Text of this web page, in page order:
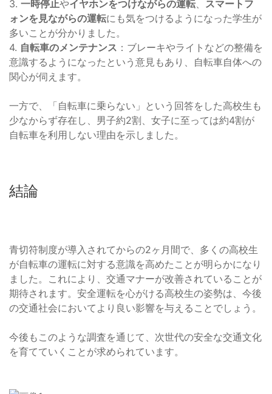
3. 一時停止やイヤホンをつけながらの運転、 スマートフ
ォンを見ながらの運転にも気をつけるようになった学生が
多いことが分かりました。
4. 自転車のメンテナンス ：ブレーキやライトなどの整備を
意識するようになったという意見もあり、自転車自体への
関心が伺えます。
一方で、「自転車に乗らない」という回答をした高校生も
少なからず存在し、男子約2割、女子に至っては約4割が
自転車を利用しない理由を示しました。
結論
青切符制度が導入されてからの2ヶ月間で、多くの高校生
が自転車の運転に対する意識を高めたことが明らかになり
ました。これにより、交通マナーが改善されていることが
期待されます。安全運転を心がける高校生の姿勢は、今後
の交通社会においてより良い影響を与えることでしょう。
今後もこのような調査を通じて、次世代の安全な交通文化
を育てていくことが求められています。